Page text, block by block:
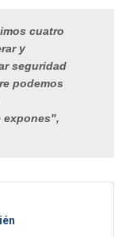
cuatro
y
seguridad
podemos
expones",